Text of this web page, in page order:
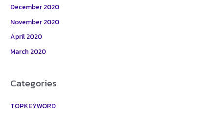
December 2020
November 2020
April 2020
March 2020
Categories
TOPKEYWORD